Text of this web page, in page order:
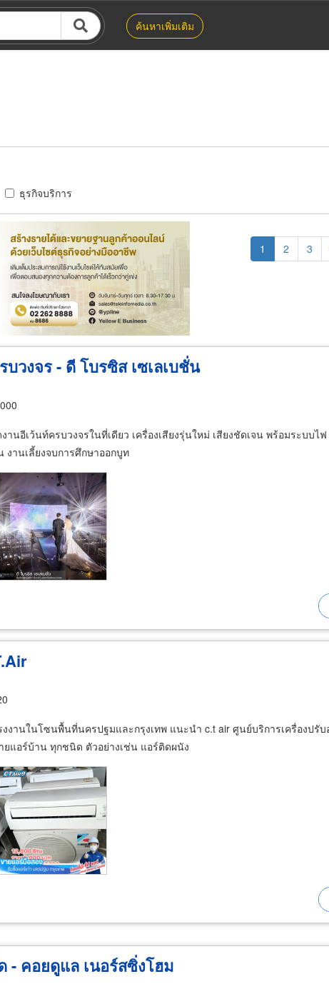
ค้นหาเพิ่มเติม
ธุรกิจบริการ
วงจร - ดี โบรซิส เซเลเบชั่น
นอีเว้นท์ครบวงจรในที่เดียว เครื่องเสียงรุ่นใหม่ เสียงชัดเจน พร้อมระบบไ
งานเลี้ยงจบการศึกษาออกบูท
านในโซนพื้นที่นครปฐมและกรุงเทพ แนะนำ c.t air ศูนย์บริการเครื่องปรั
แอร์บ้าน ทุกชนิด ตัวอย่างเช่น แอร์ติดผนัง
- คอยดูแล เนอร์สซิ่งโฮม
Current
page
1 Page
2 Page
3